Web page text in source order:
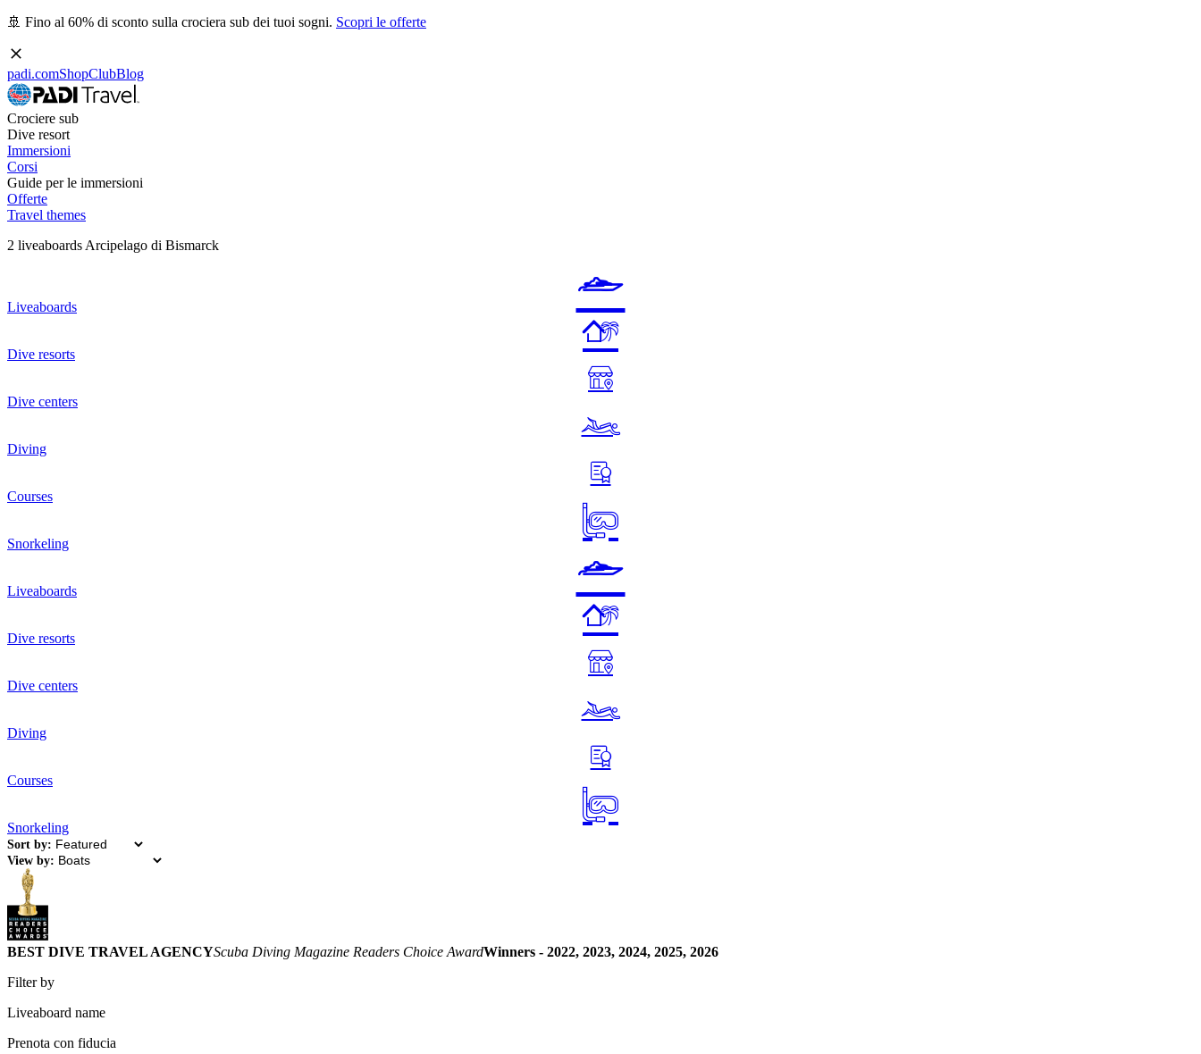
🚢 Fino al 60% di sconto sulla crociera sub dei tuoi sogni. Scopri le offerte
padi.comShopClubBlog
Crociere sub
Dive resort
Immersioni
Corsi
Guide per le immersioni
Offerte
Travel themes
2 liveaboards Arcipelago di Bismarck
Liveaboards
Dive resorts
Dive centers
Diving
Courses
Snorkeling
Liveaboards
Dive resorts
Dive centers
Diving
Courses
Snorkeling
Sort by:
View by:
BEST DIVE TRAVEL AGENCYScuba Diving Magazine Readers Choice AwardWinners - 2022, 2023, 2024, 2025, 2026
Filter by
Liveaboard name
Prenota con fiducia